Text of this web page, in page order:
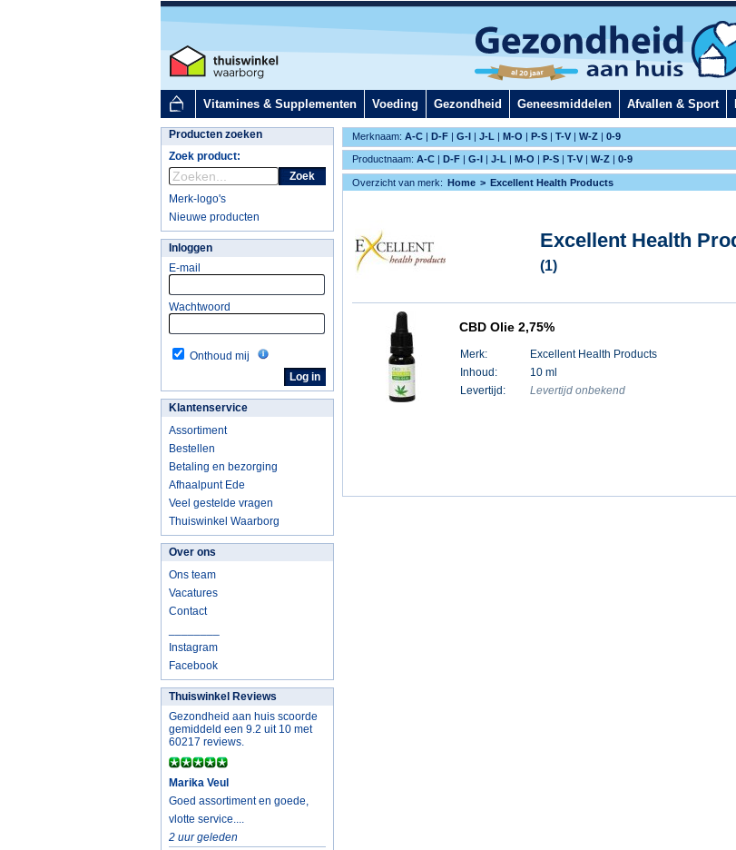
Vitamines & Supplementen Voeding Gezondheid Geneesmiddelen Afvallen & Sport
Merknaam: A-C | D-F | G-I | J-L | M-O | P-S | T-V | W-Z | 0-9
Productnaam: A-C | D-F | G-I | J-L | M-O | P-S | T-V | W-Z | 0-9
Producten zoeken
Zoek product:
Zoek
Merk-logo's
Nieuwe producten
Inloggen
E-mail
Wachtwoord
Onthoud mij
Klantenservice
Assortiment
Bestellen
Betaling en bezorging
Afhaalpunt Ede
Veel gestelde vragen
Thuiswinkel Waarborg
Over ons
Ons team
Vacatures
Contact
Instagram
Facebook
Thuiswinkel Reviews
Gezondheid aan huis scoorde
gemiddeld een 9.2 uit 10 met
60217 reviews.
Marika Veul
Goed assortiment en goede,
vlotte service....
2 uur geleden
Overzicht van merk: Home Excellent Health Products
Excellent Health
(1)
CBD Olie 2,75%
Merk:
Excellent Health Products
Inhoud:
10 ml
Levertijd:
Levertijd onbekend